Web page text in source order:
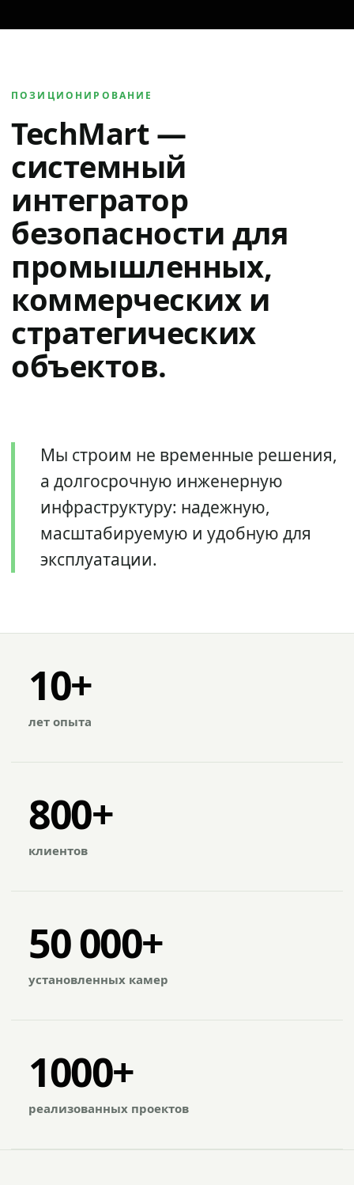
ПОЗИЦИОНИРОВАНИЕ
TechMart —
системный
интегратор
безопасности для
промышленных,
коммерческих и
стратегических
объектов.
Мы строим не временные решения,
а долгосрочную инженерную
инфраструктуру: надежную,
масштабируемую и удобную для
эксплуатации.
10+
лет опыта
800+
клиентов
50 000+
установленных камер
1000+
реализованных проектов